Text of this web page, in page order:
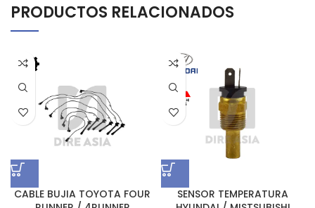
PRODUCTOS RELACIONADOS
CABLE BUJIA TOYOTA FOUR
SENSOR TEMPERATURA